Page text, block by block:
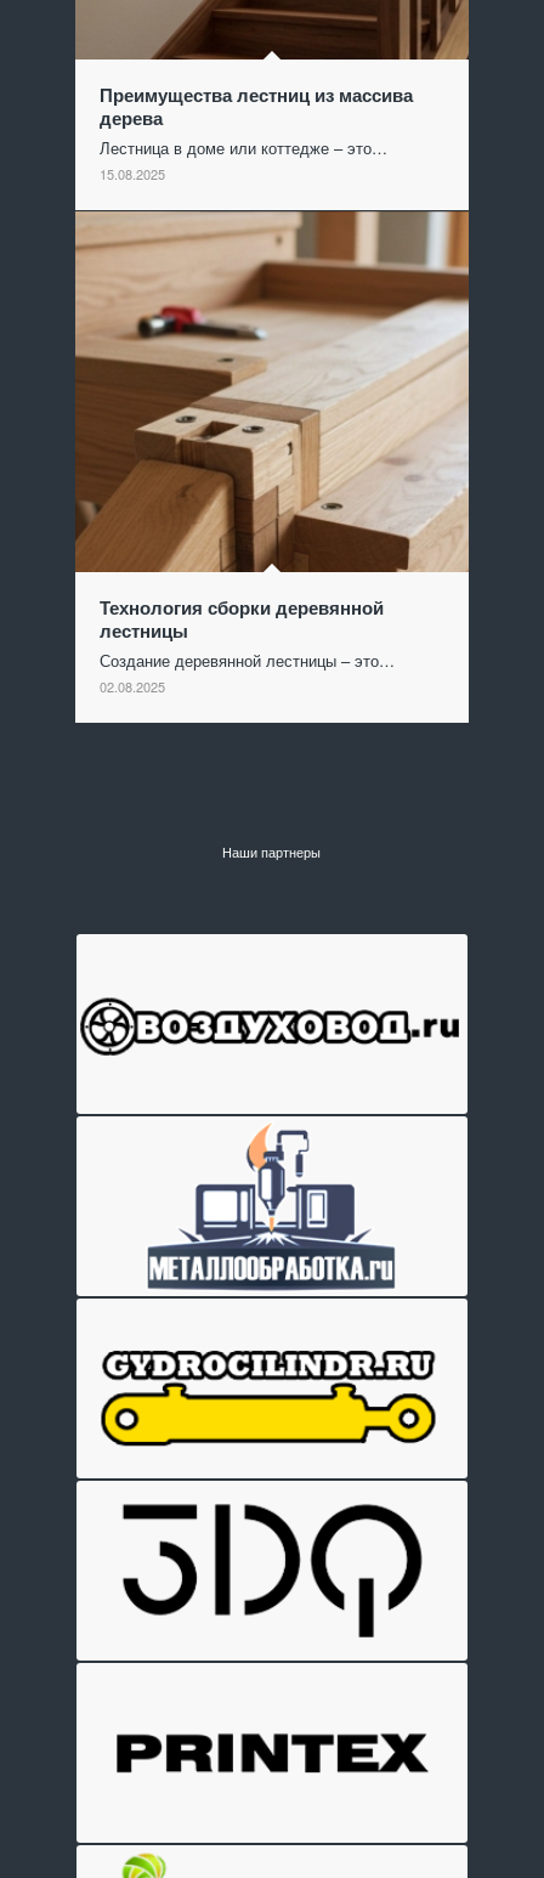
Преимущества лестниц из массива
дерева
Лестница в доме или коттедже – это…
15.08.2025
Технология сборки деревянной
лестницы
Создание деревянной лестницы – это…
02.08.2025
Наши партнеры